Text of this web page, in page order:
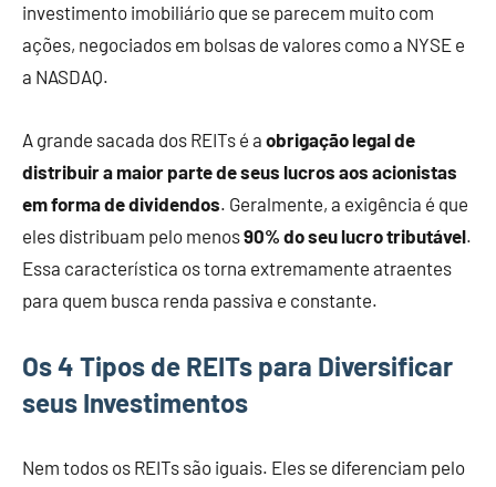
investimento imobiliário que se parecem muito com
ações, negociados em bolsas de valores como a NYSE e
a NASDAQ.
A grande sacada dos REITs é a obrigação legal de
distribuir a maior parte de seus lucros aos acionistas
em forma de dividendos. Geralmente, a exigência é que
eles distribuam pelo menos90% do seu lucro tributável.
Essa característica os torna extremamente atraentes
para quem busca renda passiva e constante.
Os 4 Tipos de REITs para Diversificar
seus Investimentos
Nem todos os REITs são iguais. Eles se diferenciam pelo